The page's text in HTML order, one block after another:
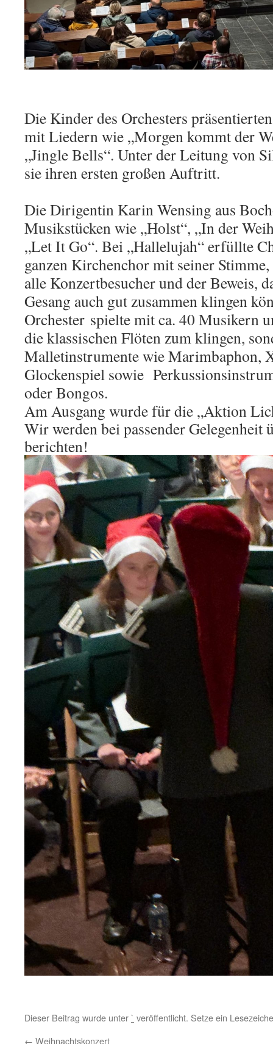
Die Kinder des Orchesters
mit Liedern wie „Morgen kommt der
„Jingle Bells“. Unter der Leitung von
sie ihren ersten großen Auftritt.
Die Dirigentin Karin Wensing aus
Musikstücken wie „Holst“, „In der
„Let It Go“. Bei „Hallelujah“ erfüllte
ganzen Kirchenchor mit seiner
alle Konzertbesucher und der Beweis,
Gesang auch gut zusammen klingen
Orchester spielte mit ca. 40 Musikern
die klassischen Flöten zum klingen,
Malletinstrumente wie Marimbaphon,
Glockenspiel sowie
oder Bongos.
Am Ausgang wurde für die „Aktion
Wir werden bei passender Gelegenheit
berichten!
Dieser Beitrag wurde unter` veröffentlicht. Setze ein
← Weihnachtskonzert